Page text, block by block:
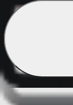
Pościel Dual Feel
Pościel z gładkiej bawełny